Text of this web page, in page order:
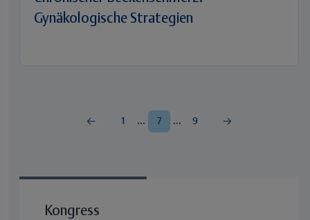
Gynäkologische Strategien
1 ... 7 ... 9
Kongress